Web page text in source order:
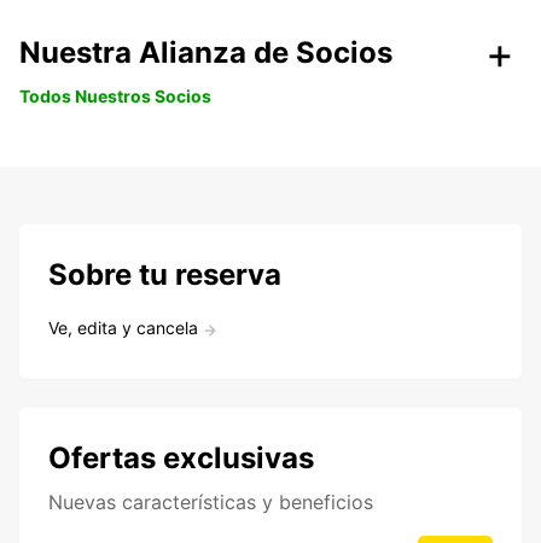
Nuestra Alianza de Socios
Todos Nuestros Socios
Sobre tu reserva
Ve, edita y cancela
Ofertas exclusivas
Nuevas características y beneficios